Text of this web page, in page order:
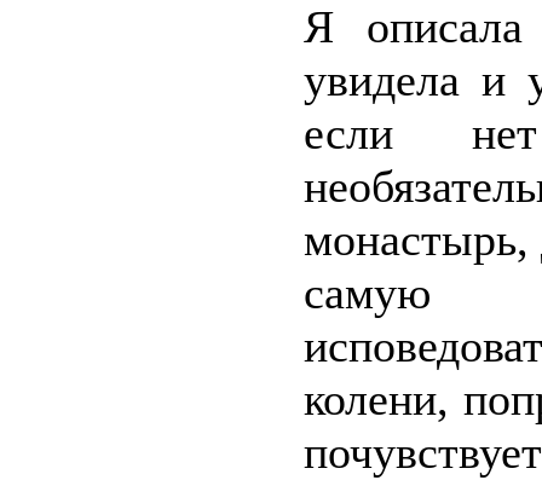
Я
увидела и
если
монастырь,
самую
колени,